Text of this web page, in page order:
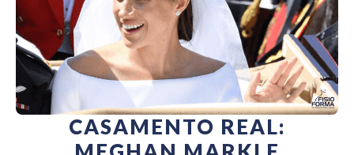
CASAMENTO REAL: